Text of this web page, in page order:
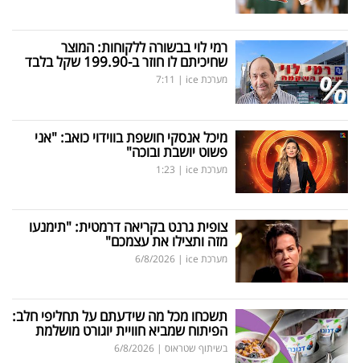
רמי לוי בבשורה ללקוחות: המוצר
שחיכיתם לו חוזר ב-199.90 שקל בלבד
מערכת ice |
7:11
מיכל אנסקי חושפת בווידוי כואב: "אני
פשוט יושבת ובוכה"
מערכת ice |
1:23
צופית גרנט בקריאה דרמטית: "תימנעו
מזה ותצילו את עצמכם"
מערכת ice |
6/8/2026
תשכחו מכל מה שידעתם על תחליפי חלב:
הפיתוח שמביא חוויית יוגורט מושלמת
בשיתוף שטראוס |
6/8/2026